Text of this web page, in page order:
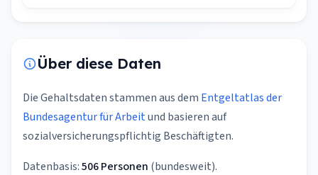
Über diese Daten
Die Gehaltsdaten stammen aus dem Entgeltatlas der
Bundesagentur für Arbeitund basieren auf
sozialversicherungspflichtig Beschäftigten.
Datenbasis:506 Personen (bundesweit).